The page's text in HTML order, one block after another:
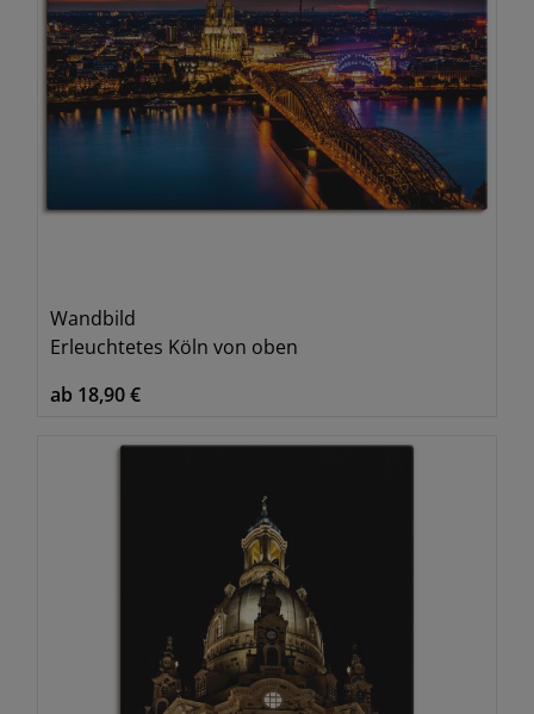
Wandbild
Erleuchtetes Köln von oben
ab 18,90 €